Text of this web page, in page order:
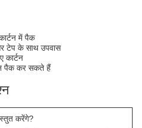
में पैक
टेप के साथ उपवास
कार्टन
पैक कर सकते हैं
करेंगे?